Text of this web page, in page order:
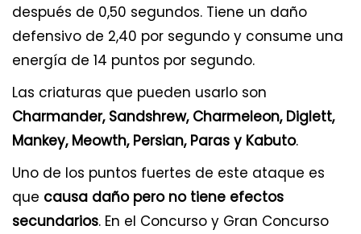
después de 0,50 segundos. Tiene un daño
defensivo de 2,40 por segundo y consume una
energía de 14 puntos por segundo.
Las criaturas que pueden usarlo son
Charmander, Sandshrew, Charmeleon, Diglett,
Mankey, Meowth, Persian, Paras y Kabuto.
Uno de los puntos fuertes de este ataque es
que causa daño pero no tiene efectos
secundarios. En el Concurso y Gran Concurso